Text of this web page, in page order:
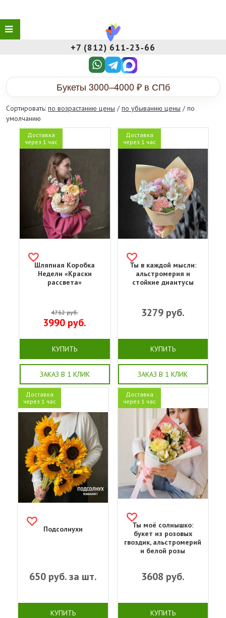
+7 (812) 611‑23‑66
Букеты 3000–4000 ₽ в СПб
Сортировать: по возрастанию цены /по убыванию цены / по
умолчанию
Доставка
через 1 час
Шляпная Коробка
Недели «Краски
рассвета»
4762руб.
3990 руб.
КУПИТЬ
ЗАКАЗ В 1 КЛИК
Доставка
через 1 час
Ты в каждой мысли:
альстромерия и
стойкие диантусы
3279руб.
КУПИТЬ
ЗАКАЗ В 1 КЛИК
Доставка
через 1 час
Подсолнухи
650 руб. за шт.
КУПИТЬ
Доставка
через 1 час
Ты моё солнышко:
букет из розовых
гвоздик, альстромерий
и белой розы
3608 руб.
КУПИТЬ